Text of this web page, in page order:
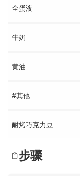
全蛋液
牛奶
黄油
#其他
耐烤巧克力豆
步骤